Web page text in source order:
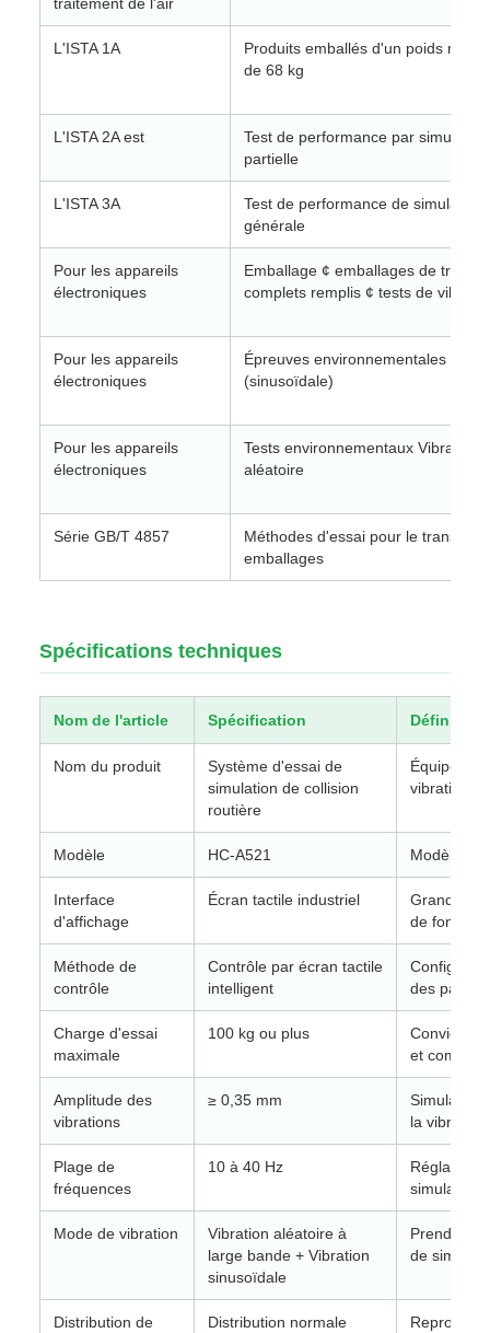
L'ISTA 1A
Produits emballés d'un poids
de 68 kg
L'ISTA 2A est
Test de performance par simulation
partielle
L'ISTA 3A
Test de performance de simulation
générale
Pour les appareils
électroniques
Emballage ¢ emballages de
complets remplis ¢ tests de
Pour les appareils
électroniques
Épreuves environnementales
(sinusoïdale)
Pour les appareils
électroniques
Tests environnementaux Vibration
aléatoire
Série GB/T 4857
Méthodes d'essai pour le transport
emballages
Spécifications techniques
Nom de l'article Spécification Définition
Nom du produit
Système d'essai de
simulation de collision
routière
vibrations
Modèle HC-A521 Modèle
Interface
d'affichage
Écran tactile industriel
Grand
de
Méthode de
contrôle
Contrôle par écran tactile
intelligent
des
Charge d'essai
maximale
100 kg ou plus
Convient
et
Amplitude des
vibrations
≥ 0,35 mm
Simulation
la
Plage de
fréquences
10 à 40 Hz
Réglable
simulation
Mode de vibration
Vibration aléatoire à
large bande + Vibration
sinusoïdale
Prend en
de
Distribution de
Distribution normale
Reproduit